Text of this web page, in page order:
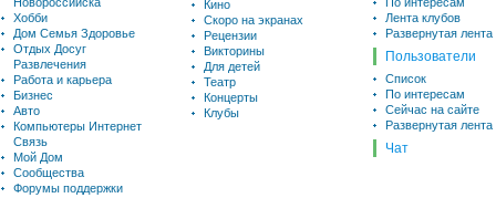
Хобби
Дом Семья Здоровье
Отдых Досуг
Развлечения
Работа и карьера
Бизнес
Авто
Компьютеры Интернет
Связь
Мой Дом
Сообщества
Форумы поддержки
Кино
Скоро на экранах
Рецензии
Викторины
Для детей
Театр
Концерты
Клубы
Лента клубов
Развернутая лента
Пользователи
Список
По интересам
Сейчас на сайте
Развернутая лента
Чат